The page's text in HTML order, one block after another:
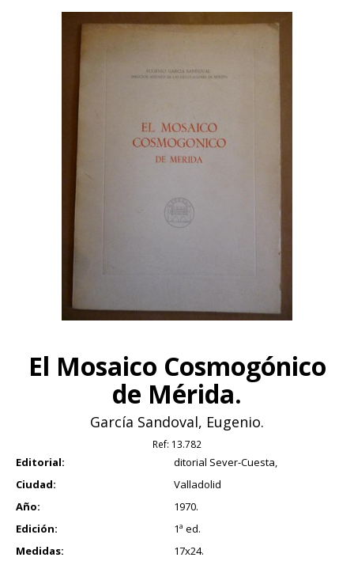
El Mosaico Cosmogónico
de Mérida.
García Sandoval, Eugenio.
Ref: 13.782
Editorial:
ditorial Sever-Cuesta,
Ciudad:
Valladolid
Año:
1970.
Edición:
1ª ed.
Medidas:
17x24.